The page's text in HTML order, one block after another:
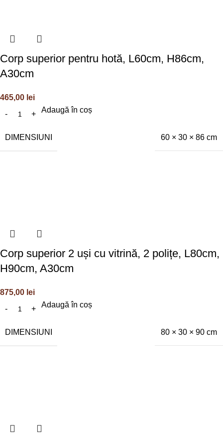
Corp superior pentru hotă, L60cm, H86cm,
A30cm
465,00 lei
Adaugă în coș
DIMENSIUNI 60 × 30 × 86 cm
Corp superior 2 uși cu vitrină, 2 polițe, L80cm,
H90cm, A30cm
875,00 lei
Adaugă în coș
DIMENSIUNI 80 × 30 × 90 cm